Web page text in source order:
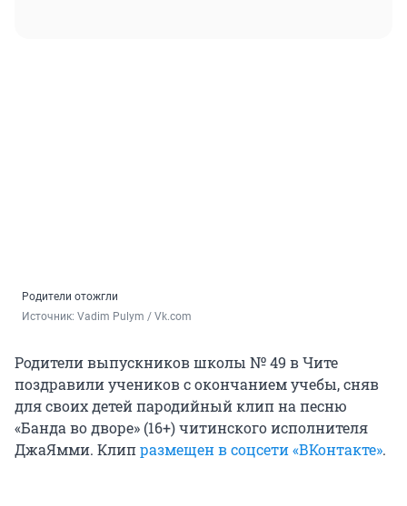
Родители отожгли
Источник: Vadim Pulym / Vk.com
Родители выпускников школы № 49 в Чите
поздравили учеников с окончанием учебы, сняв
для своих детей пародийный клип на песню
«Банда во дворе» (16+) читинского исполнителя
ДжаЯмми. Клипразмещен в соцсети «ВКонтакте».